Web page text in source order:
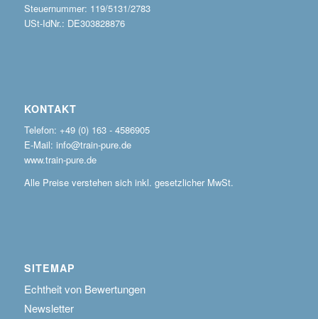
Steuernummer: 119/5131/2783
USt-IdNr.: DE303828876
KONTAKT
Telefon: +49 (0) 163 - 4586905
E-Mail: info@train-pure.de
www.train-pure.de
Alle Preise verstehen sich inkl. gesetzlicher MwSt.
SITEMAP
Echtheit von Bewertungen
Newsletter